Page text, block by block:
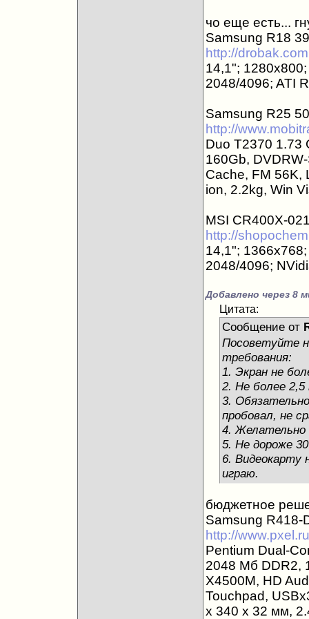
чо еще есть...
Samsung R18
http://
14,1";
2048/4096; ATI
Samsung R25
http://
Duo T2370 1.73
160Gb,
Cache, FM 56K,
ion, 2.2kg, Win
MSI CR400X-
http://
14,1";
2048/4096;
Добавлено через 8
Цитата:
Сообщение от
Посоветуйте
требования:
1. Экран не
2. Не более 2,5
3.
пробовал, не
4. Желательно
5. Не дороже
6. Видеокарту
играю.
бюджетное
Samsung R418-
http://
Pentium Dual-
2048 Мб DDR2,
X4500M, HD
Touchpad,
x 340 x 32 мм,